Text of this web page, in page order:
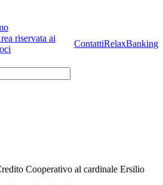
riservata ai
ContattiRelaxBanking
Cooperativo al cardinale Ersilio